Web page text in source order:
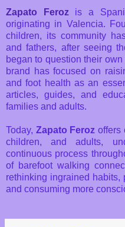
Zapato Feroz
is a
originating in Valencia.
children, its community
and fathers, after seeing
began to question their
brand has focused on
and foot health as an
articles, guides, and
families and adults.
Today, Zapato Feroz offers
children, and adults,
continuous process
of barefoot walking
rethinking ingrained habits,
and consuming more